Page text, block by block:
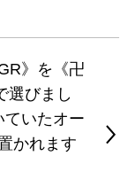
》を《卍
選びまし
ていたオー
かれます